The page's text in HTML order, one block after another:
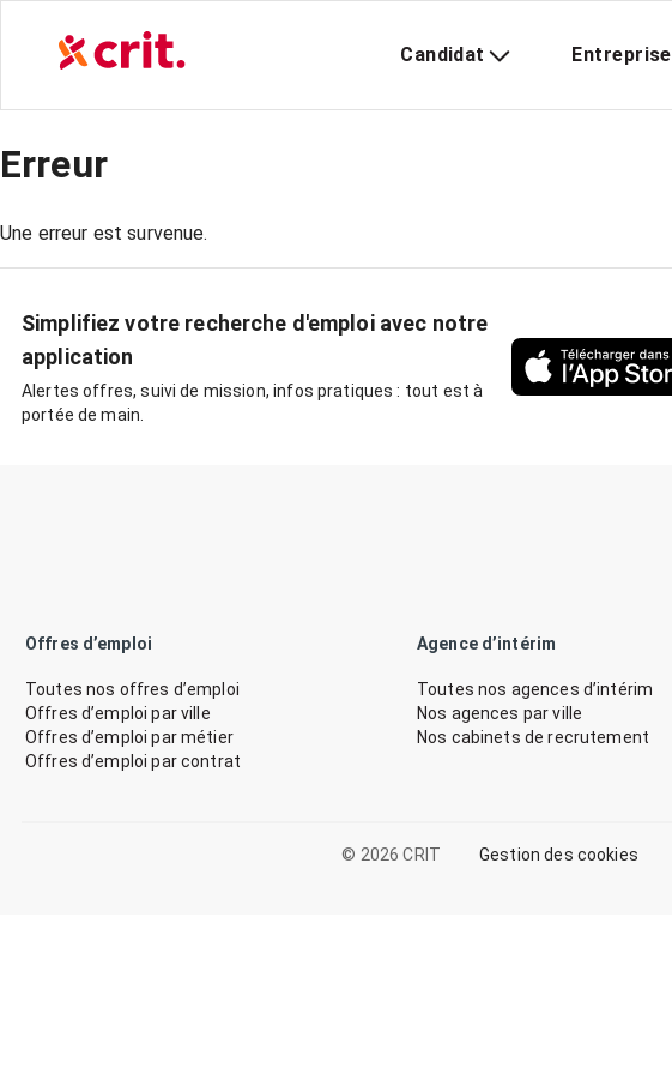
Candidat Entreprise
Erreur
Une erreur est survenue.
Simplifiez votre recherche d'emploi avec notre
application
Alertes offres, suivi de mission, infos pratiques : tout est à
portée de main.
Offres d’emploi
Toutes nos offres d’emploi
Offres d’emploi par ville
Offres d’emploi par métier
Offres d’emploi par contrat
Agence d’intérim
Toutes nos agences d’intérim
Nos agences par ville
Nos cabinets de recrutement
© 2026 CRIT Gestion des cookies